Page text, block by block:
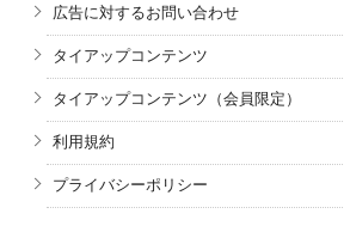
広告に対するお問い合わせ
タイアップコンテンツ
タイアップコンテンツ（会員限定）
利用規約
プライバシーポリシー